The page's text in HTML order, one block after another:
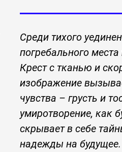
Среди тихого
погребального
Крест с тканью и
изображение
чувства – грусть и
умиротворение, как
скрывает в себе
надежды на